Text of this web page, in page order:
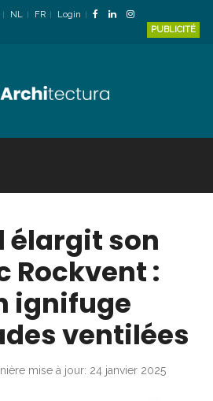
NL FR
Login
PUBLICITÉ
élargit son
Rockvent :
ignifuge
ventilées
mise à jour: 24 janvier 2025